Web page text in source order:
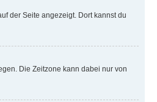
der Seite angezeigt. Dort kannst du
Die Zeitzone kann dabei nur von